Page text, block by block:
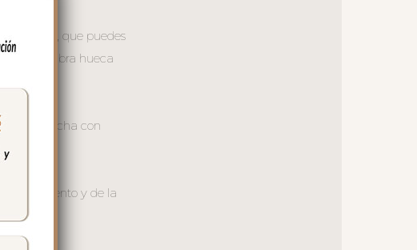
al tono, que puedes
micro fibra hueca
una colcha con
del momento y de la